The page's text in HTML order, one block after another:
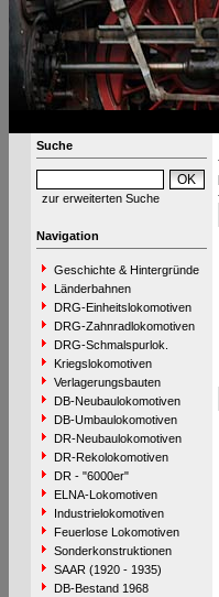
Suche
zur erweiterten Suche
Navigation
Geschichte & Hintergründe
Länderbahnen
DRG-Einheitslokomotiven
DRG-Zahnradlokomotiven
DRG-Schmalspurlok.
Kriegslokomotiven
Verlagerungsbauten
DB-Neubaulokomotiven
DB-Umbaulokomotiven
DR-Neubaulokomotiven
DR-Rekolokomotiven
DR - "6000er"
ELNA-Lokomotiven
Industrielokomotiven
Feuerlose Lokomotiven
Sonderkonstruktionen
SAAR (1920 - 1935)
DB-Bestand 1968